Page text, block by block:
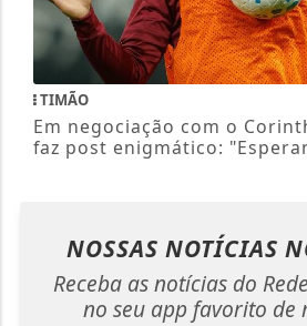
TIMÃO
Em negociação com o
faz post enigmático:
NOSSAS NOTÍCIAS
Receba as notícias do
no seu app favorito de